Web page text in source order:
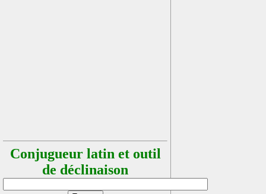
Conjugueur latin et outil
de déclinaison